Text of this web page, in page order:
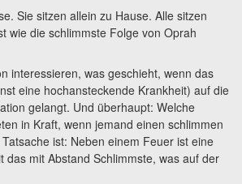
Sie sitzen allein zu Hause. Alle sitzen
wie die schlimmste Folge von Oprah
interessieren, was geschieht, wenn das
eine hochansteckende Krankheit) auf die
gelangt. Und überhaupt: Welche
in Kraft, wenn jemand einen schlimmen
ist: Neben einem Feuer ist eine
das mit Abstand Schlimmste, was auf der